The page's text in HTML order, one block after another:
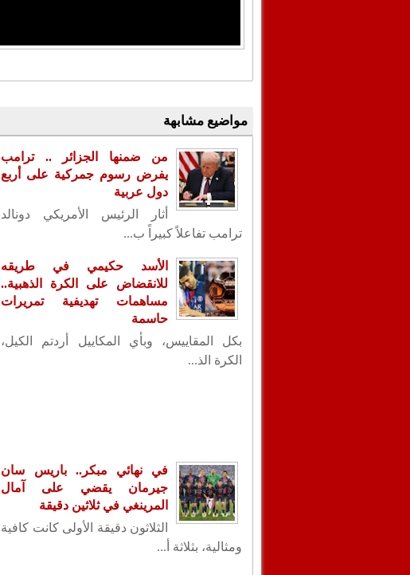
مواضيع مشابهة
من ضمنها الجزائر .. ترامب
يفرض رسوم جمركية على أربع
دول عربية
أثار الرئيس الأمريكي دونالد
ترامب تفاعلاً كبيراً ب...
الأسد حكيمي في طريقه
للانقضاض على الكرة الذهبية..
مساهمات تهديفية تمريرات
حاسمة
بكل المقاييس، وبأي المكاييل أردتم الكيل،
الكرة الذ...
في نهائي مبكر.. باريس سان
جيرمان يقضي على آمال
المرينغي في ثلاثين دقيقة
الثلاثون دقيقة الأولى كانت كافية
ومثالية، بثلاثة أ...